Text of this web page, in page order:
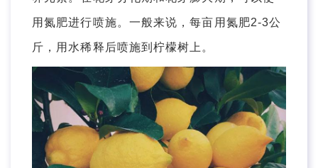
用氮肥进行喷施。一般来说，每亩用氮肥2-3公
斤，用水稀释后喷施到柠檬树上。